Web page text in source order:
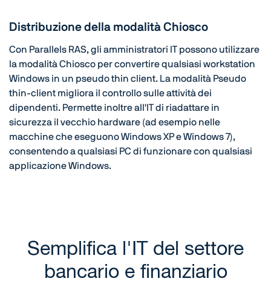
Distribuzione della modalità Chiosco
Con Parallels RAS, gli amministratori IT possono utilizzare
la modalità Chiosco per convertire qualsiasi workstation
Windows in un pseudo thin client. La modalità Pseudo
thin-client migliora il controllo sulle attività dei
dipendenti. Permette inoltre all'IT di riadattare in
sicurezza il vecchio hardware (ad esempio nelle
macchine che eseguono Windows XP e Windows 7),
consentendo a qualsiasi PC di funzionare con qualsiasi
applicazione Windows.
Semplifica l'IT del settore
bancario e finanziario